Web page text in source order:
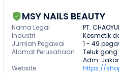
MSY NAILS BEAUTY
Nama Legal
PT.
Industri
Kosmetik
Jumlah Pegawai
1 - 49
Alamat Perusahaan
Teluk gong
Adm.
Website
https://